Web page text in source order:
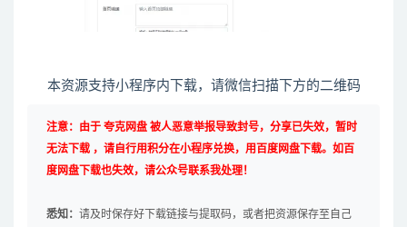
本资源支持小程序内下载，请微信扫描下方的二维码
注意：由于 夸克网盘 被人恶意举报导致封号，分享已失效，暂时
无法下载 ，请自行用积分在小程序兑换，用百度网盘下载。如百
度网盘下载也失效，请公众号联系我处理！
悉知： 请及时保存好下载链接与提取码，或者把资源保存至自己